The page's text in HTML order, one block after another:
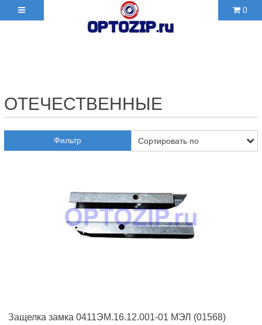
0
ОТЕЧЕСТВЕННЫЕ
Фильтр
Защелка замка 0411ЭМ.16.12.001-01 МЭЛ (01568)